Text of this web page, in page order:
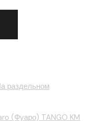
Fuaro (Фуаро)
раздельном
(Фуаро) TANGO KM